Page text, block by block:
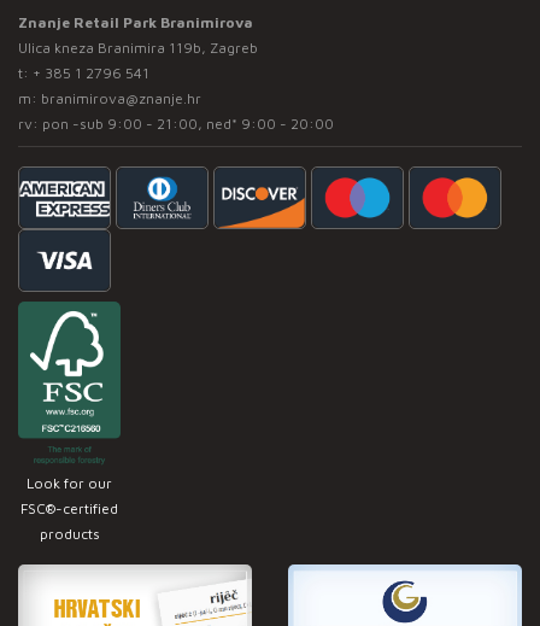
Znanje Retail Park Branimirova
Ulica kneza Branimira 119b, Zagreb
t: + 385 1 2796 541
m: branimirova@znanje.hr
rv: pon -sub 9:00 - 21:00, ned* 9:00 - 20:00
Look for our
FSC®-certified
products